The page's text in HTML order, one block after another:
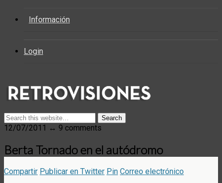
Información
Login
12/07/2011 ↔ 9 comments
Berta Tornado en el autódromo
Compartir Publicar en Twitter Pin Correo electrónico